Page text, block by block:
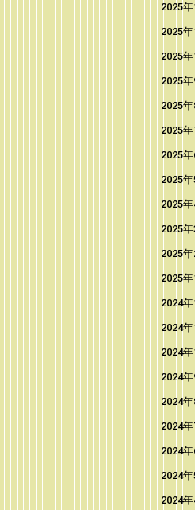
2025年
2025年
2025年
2025年
2025年
2025年
2025年
2025年
2025年
2025年
2025年
2025年
2024年
2024年
2024年
2024年
2024年
2024年
2024年
2024年
2024年